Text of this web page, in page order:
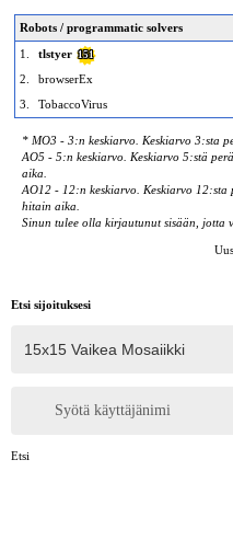
Robots / programmatic solvers
1.
tlstyer 151
2.
browserEx
3.
TobaccoVirus
* MO3 - 3:n keskiarvo. Keskiarvo 3:sta
AO5 - 5:n keskiarvo. Keskiarvo 5:stä
aika.
AO12 - 12:n keskiarvo. Keskiarvo 12:sta
hitain aika.
Sinun tulee olla kirjautunut sisään, jotta
Etsi sijoituksesi
Syötä käyttäjänimi
Etsi